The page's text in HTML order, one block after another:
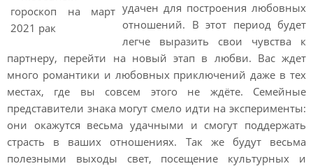
удачен для построения любовных
отношений. В этот период будет
легче выразить свои чувства к
партнеру, перейти на новый этап в любви. Вас ждет
много романтики и любовных приключений даже в тех
местах, где вы совсем этого не ждёте. Семейные
представители знака могут смело идти на эксперименты:
они окажутся весьма удачными и смогут поддержать
страсть в ваших отношениях. Так же будут весьма
полезными выходы свет, посещение культурных и